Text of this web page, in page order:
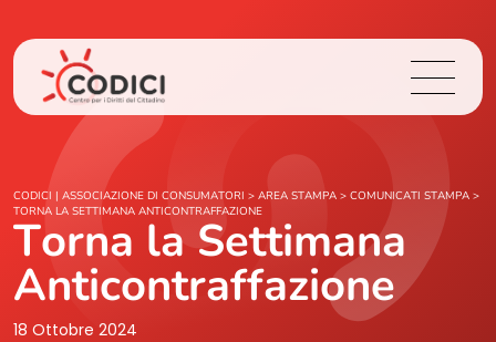
Chi Siamo
Cosa Facciamo
Area Stampa
CODICI | ASSOCIAZIONE DI CONSUMATORI > AREA STAMPA > COMUNICATI STAMPA >
TORNA LA SETTIMANA ANTICONTRAFFAZIONE
Torna la Settimana
Anticontraffazione
18 Ottobre 2024